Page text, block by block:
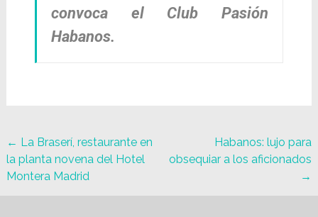
convoca el Club Pasión
Habanos.
← La Braserí, restaurante en
la planta novena del Hotel
Montera Madrid
Habanos: lujo para
obsequiar a los aficionados
→